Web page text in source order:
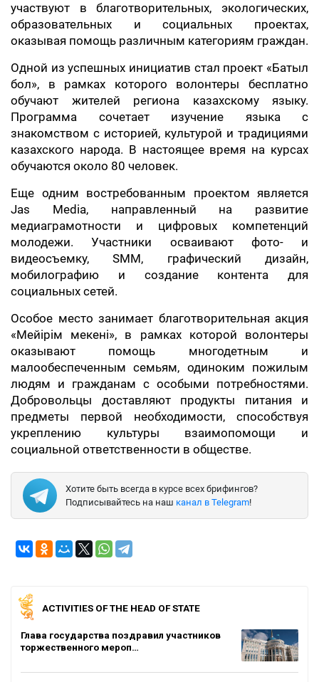
участвуют в благотворительных, экологических,
образовательных и социальных проектах,
оказывая помощь различным категориям граждан.
Одной из успешных инициатив стал проект «Батыл
бол», в рамках которого волонтеры бесплатно
обучают жителей региона казахскому языку.
Программа сочетает изучение языка с
знакомством с историей, культурой и традициями
казахского народа. В настоящее время на курсах
обучаются около 80 человек.
Еще одним востребованным проектом является
Jas Media, направленный на развитие
медиаграмотности и цифровых компетенций
молодежи. Участники осваивают фото- и
видеосъемку, SMM, графический дизайн,
мобилографию и создание контента для
социальных сетей.
Особое место занимает благотворительная акция
«Мейірім мекені», в рамках которой волонтеры
оказывают помощь многодетным и
малообеспеченным семьям, одиноким пожилым
людям и гражданам с особыми потребностями.
Добровольцы доставляют продукты питания и
предметы первой необходимости, способствуя
укреплению культуры взаимопомощи и
социальной ответственности в обществе.
Хотите быть всегда в курсе всех брифингов?
Подписывайтесь на наш канал в Telegram!
ACTIVITIES OF THE HEAD OF STATE
Глава государства поздравил участников
торжественного мероп…